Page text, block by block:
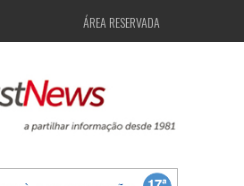
ÁREA RESERVADA